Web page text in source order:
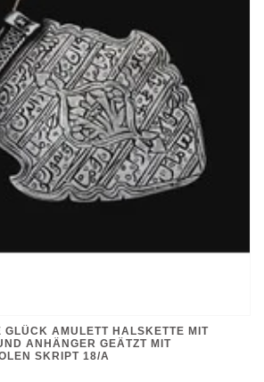
AMULETT HALSKETTE MIT
ANHÄNGER GEÄTZT MIT
SKRIPT 18/A